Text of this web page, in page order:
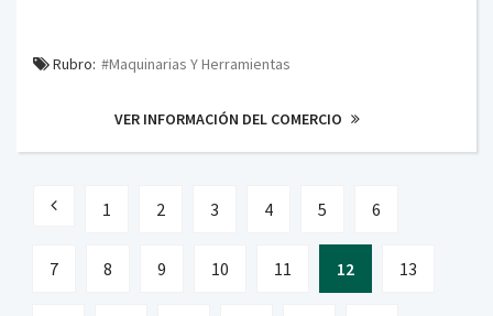
Rubro: #Maquinarias Y Herramientas
VER INFORMACIÓN DEL COMERCIO
1 2 3 4 5 6
7 8 9 10 11 12 13